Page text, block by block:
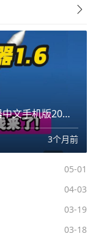
宇宙模拟器手机版苹果版(宇宙模拟器中文手机版2020年)
3个月前
05-01
04-03
03-19
03-18